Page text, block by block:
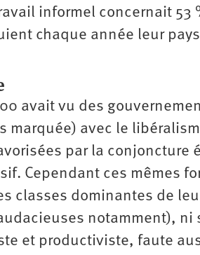
informel concernait 53
chaque année leur
avait vu des
marquée) avec le
par la conjoncture
Cependant ces mêmes
classes dominantes de
notamment), ni
et productiviste, faute